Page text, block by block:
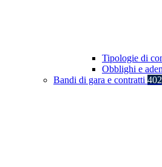
Tipologie di
Obblighi e
Bandi di gara e contratti 402